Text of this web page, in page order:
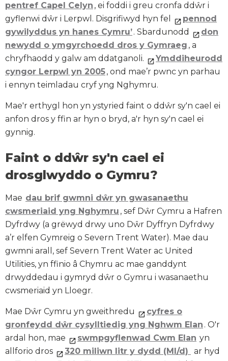
pentref Capel Celyn , ei foddi i greu cronfa ddŵr i
gyflenwi dŵr i Lerpwl. Disgrifiwyd hyn fel
pennod
gywilyddus yn hanes Cymru’. Sbardunodd
don
newydd o ymgyrchoedd dros y Gymraeg , a
chryfhaodd y galw am ddatganoli.
Ymddiheurodd
cyngor Lerpwl yn 2005, ond mae’r pwnc yn parhau
i ennyn teimladau cryf yng Nghymru.
Mae'r erthygl hon yn ystyried faint o ddŵr sy'n cael ei
anfon dros y ffin ar hyn o bryd, a'r hyn sy'n cael ei
gynnig.
Faint o ddŵr sy'n cael ei
drosglwyddo o Gymru?
Mae dau brif gwmni dŵr yn gwasanaethu
cwsmeriaid yng Nghymru , sef Dŵr Cymru a Hafren
Dyfrdwy (a grëwyd drwy uno Dŵr Dyffryn Dyfrdwy
a’r elfen Gymreig o Severn Trent Water). Mae dau
gwmni arall, sef Severn Trent Water ac United
Utilities, yn ffinio â Chymru ac mae ganddynt
drwyddedau i gymryd dŵr o Gymru i wasanaethu
cwsmeriaid yn Lloegr.
Mae Dŵr Cymru yn gweithredu
cyfres o
gronfeydd dŵr cysylltiedig yng Nghwm Elan . O'r
ardal hon, mae
swmpgyflenwad Cwm Elan yn
allforio dros
320 miliwn litr y dydd (Ml/d)
ar hyd